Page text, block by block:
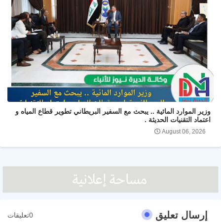
وزير الموارد المائية .. يبحث مع السفير البريطاني تطوير قطاع المياه و
اعتماد التقنيات الحديثة .
August 06, 2026
إرسال تعليق 0تعليقات